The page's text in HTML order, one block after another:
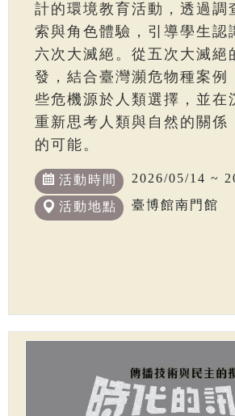
計的環境教育活動，透過調
索與角色體驗，引導學生認
六次大滅絕。從五次大滅絕
發，結合臺灣瀕危物種案例
些危機源於人類選擇，並在
重新思考人類與自然的關係
的可能。
活動時間 2026/05/14 ~
活動地點 臺博館南門館